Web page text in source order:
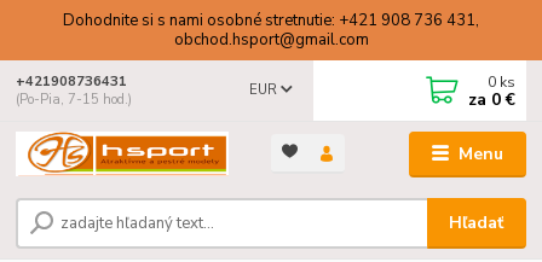
Dohodnite si s nami osobné stretnutie: +421 908 736 431,
obchod.hsport@gmail.com
Menu
EUR
Hľadať
+421908736431
(Po-Pia, 7-15 hod.)
0 ks
za 0 €